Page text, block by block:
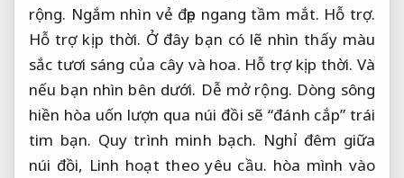
rộng. Ngắm nhìn vẻ đẹp ngang tầm mắt. Hỗ trợ.
Hỗ trợ kịp thời. Ở đây bạn có lẽ nhìn thấy màu
sắc tươi sáng của cây và hoa. Hỗ trợ kịp thời. Và
nếu bạn nhìn bên dưới. Dễ mở rộng. Dòng sông
hiền hòa uốn lượn qua núi đồi sẽ “đánh cắp” trái
tim bạn. Quy trình minh bạch. Nghỉ đêm giữa
núi đồi, Linh hoạt theo yêu cầu. hòa mình vào